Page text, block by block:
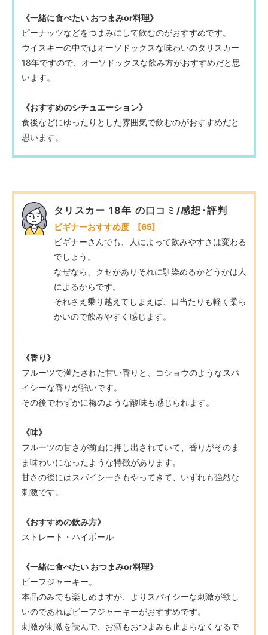
《一緒に食べたい おつまみor料理》
ピーナッツなどをつまみにして飲むのがおすすめです。
ウイスキーの中ではオーソドックスな味わいのタリスカー
18年ですので、オーソドックスな飲み方がおすすめだと思
います。
《おすすめのシチュエーション》
食後などにゆったりとした雰囲気で飲むのがおすすめだと
思います。
タリスカー 18年 の口コミ/感想･評判
ビギナーおすすめ度 [65]
ビギナーさんでも、人によって飲みやすさは変わる
でしょう。
なぜなら、クセがありそれに馴染めるかどうかは人
によるからです。
それさえ乗り越えてしまえば、口当たりも軽く柔ら
かいので飲みやすく感じます。
《香り》
フルーツで満たされた甘い香りと、コショウのようなスパ
イシーな香りが強いです。
その後でわずかに梅のような酸味も感じられます。
《味》
フルーツの甘さが前面に押し出されていて、香りがそのま
ま味わいになったような特徴があります。
甘さの後にはスパイシーさもやってきて、いずれも強烈な
刺激です。
《おすすめの飲み方》
ストレート・ハイボール
《一緒に食べたい おつまみor料理》
ビーフジャーキー。
本品のみでも楽しめますが、よりスパイシーな刺激が欲し
いのであればビーフジャーキーがおすすめです。
刺激が刺激を読んで、お酒もおつまみも止まらなくなるで